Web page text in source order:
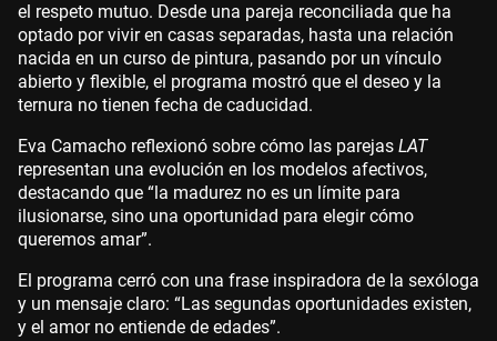
el respeto mutuo. Desde una pareja reconciliada que ha
optado por vivir en casas separadas, hasta una relación
nacida en un curso de pintura, pasando por un vínculo
abierto y flexible, el programa mostró que el deseo y la
ternura no tienen fecha de caducidad.
Eva Camacho reflexionó sobre cómo las parejas LAT
representan una evolución en los modelos afectivos,
destacando que “la madurez no es un límite para
ilusionarse, sino una oportunidad para elegir cómo
queremos amar”.
El programa cerró con una frase inspiradora de la sexóloga
y un mensaje claro: “Las segundas oportunidades existen,
y el amor no entiende de edades”.